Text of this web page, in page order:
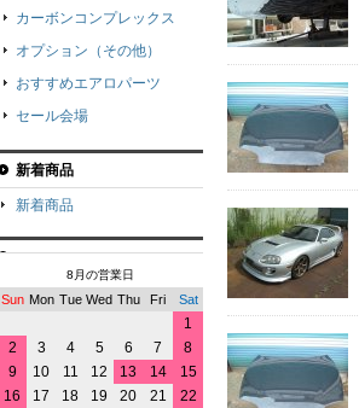
カーボンコンプレックス
オプション（その他）
おすすめエアロパーツ
セール会場
新着商品
新着商品
8月の営業日
Sun Mon Tue Wed Thu Fri Sat
1
2
3 4 5 6 7
8
9
10 11 12 13 14
15
16
17 18 19 20 21
22